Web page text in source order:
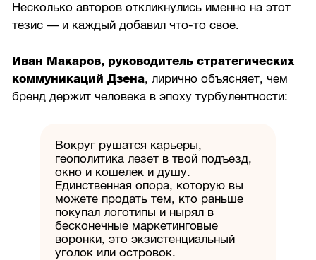
Несколько авторов откликнулись именно на этот
тезис — и каждый добавил что-то свое.
Иван Макаров, руководитель стратегических
коммуникаций Дзена, лирично объясняет, чем
бренд держит человека в эпоху турбулентности:
Вокруг рушатся карьеры,
геополитика лезет в твой подъезд,
окно и кошелек и душу.
Единственная опора, которую вы
можете продать тем, кто раньше
покупал логотипы и нырял в
бесконечные маркетинговые
воронки, это экзистенциальный
уголок или островок.